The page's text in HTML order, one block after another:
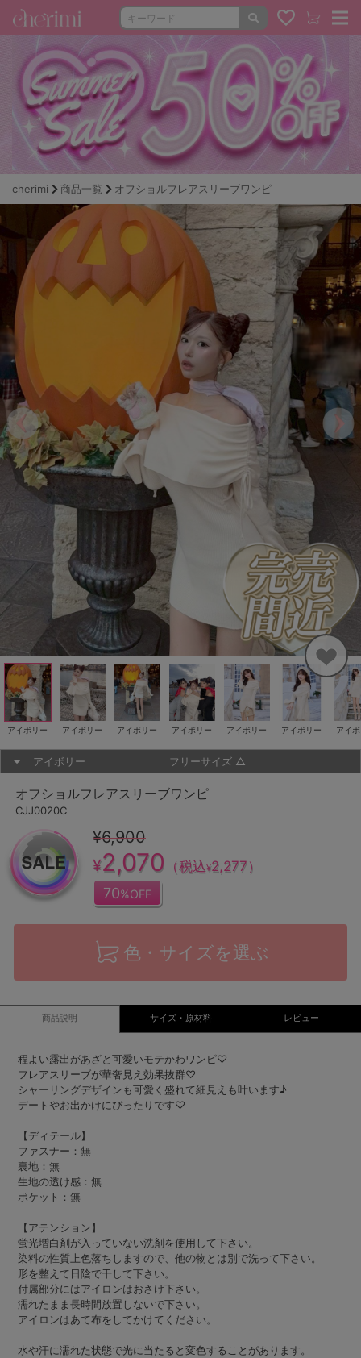
cherimi 商品一覧 オフショルフレアスリーブワンピ
アイボリー アイボリー アイボリー アイボリー アイボリー アイボリー アイ
アイボリー フリーサイズ △
オフショルフレアスリーブワンピ
CJJ0020C
¥6,900
¥2,070 （税込¥2,277 ）
70%OFF
色・サイズを選ぶ
商品説明 サイズ・原材料 レビュー
程よい露出があざと可愛いモテかわワンピ♡
フレアスリーブが華奢見え効果抜群♡
シャーリングデザインも可愛く盛れて細見えも叶います♪
デートやお出かけにぴったりです♡
【ディテール】
ファスナー：無
裏地：無
生地の透け感：無
ポケット：無
【アテンション】
蛍光増白剤が入っていない洗剤を使用して下さい。
染料の性質上色落ちしますので、他の物とは別で洗って下さい。
形を整えて日陰で干して下さい。
付属部分にはアイロンはおさけ下さい。
濡れたまま長時間放置しないで下さい。
アイロンはあて布をしてかけてください。
水や汗に濡れた状態で光に当たると変色することがあります。